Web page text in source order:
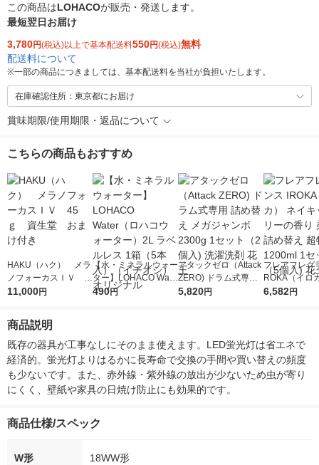
この商品はLOHACOが販売・発送します。
最短翌日お届け
3,780円(税込)以上で基本配送料550円(税込)無料
配送料について
※一部の商品につきましては、基本配送料を当社が負担いたします。
在庫確認住所：東京都にお届け
賞味期限/使用期限・返品について
こちらの商品もおすすめ
HAKU（ハク） メラ
ノフォーカスＩＶ 4
5ｇ 資生堂 おまけ
11,000円
【水・ミネラルウォー
ター】LOHACO Wate
r（ロハコウォータ
490円
アタックゼロ（Attack
ZERO) ドラム式専用
詰め替え メガジャン
5,820円
フレアフレグ
ROKA（イロ
イキッドリリ
6,582円
商品説明
既存の器具が工事なしにそのまま使えます。LED蛍光灯は省エネで
経済的。蛍光灯よりはるかに長寿命で交換の手間や買い替えの頻度
も少ないです。また、赤外線・紫外線の放出が少ないため虫が寄り
にくく、壁紙や家具の日焼け防止にも効果的です。
商品仕様/スペック
W形 18WW形